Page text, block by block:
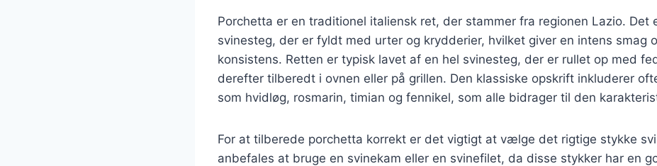
Porchetta er en traditionel italiensk ret, der stammer fra regionen Lazio. Det
svinesteg, der er fyldt med urter og krydderier, hvilket giver en intens smag
konsistens. Retten er typisk lavet af en hel svinesteg, der er rullet op med
derefter tilberedt i ovnen eller på grillen. Den klassiske opskrift inkluderer
som hvidløg, rosmarin, timian og fennikel, som alle bidrager til den
For at tilberede porchetta korrekt er det vigtigt at vælge det rigtige stykke
anbefales at bruge en svinekam eller en svinefilet, da disse stykker har en